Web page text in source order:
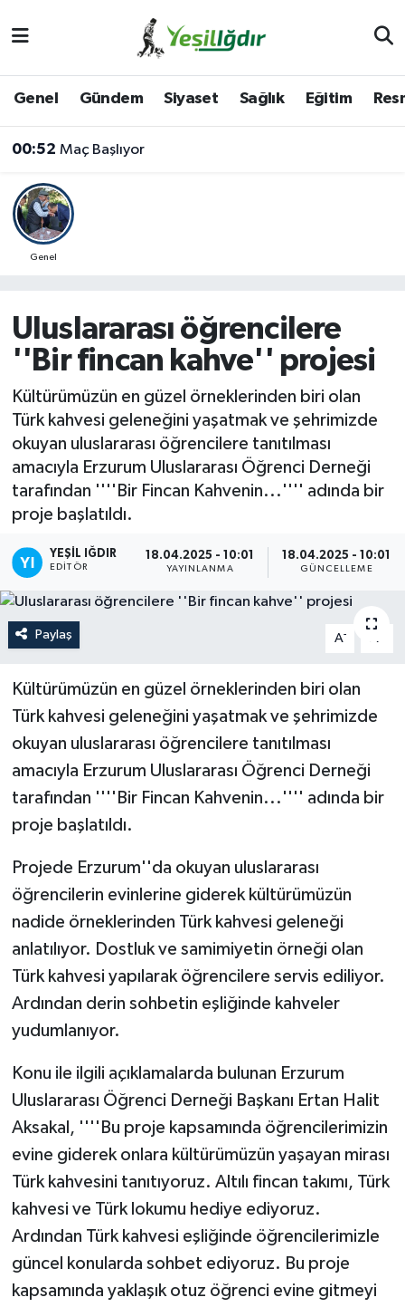
Genel Gündem Siyaset Sağlık Eğitim
00:52 Maç Başlıyor
Genel
Uluslararası öğrencilere
''Bir fincan kahve'' projesi
Kültürümüzün en güzel örneklerinden biri olan
Türk kahvesi geleneğini yaşatmak ve şehrimizde
okuyan uluslararası öğrencilere tanıtılması
amacıyla Erzurum Uluslararası Öğrenci Derneği
tarafından ''''Bir Fincan Kahvenin...'''' adında bir
proje başlatıldı.
YEŞIL IĞDIR
EDITÖR
18.04.2025 - 10:01
YAYINLANMA
18.04.2025 - 10:01
GÜNCELLEME
Paylaş A- A
Kültürümüzün en güzel örneklerinden biri olan
Türk kahvesi geleneğini yaşatmak ve şehrimizde
okuyan uluslararası öğrencilere tanıtılması
amacıyla Erzurum Uluslararası Öğrenci Derneği
tarafından ''''Bir Fincan Kahvenin...'''' adında bir
proje başlatıldı.
Projede Erzurum''da okuyan uluslararası
öğrencilerin evinlerine giderek kültürümüzün
nadide örneklerinden Türk kahvesi geleneği
anlatılıyor. Dostluk ve samimiyetin örneği olan
Türk kahvesi yapılarak öğrencilere servis ediliyor.
Ardından derin sohbetin eşliğinde kahveler
yudumlanıyor.
Konu ile ilgili açıklamalarda bulunan Erzurum
Uluslararası Öğrenci Derneği Başkanı Ertan Halit
Aksakal, ''''Bu proje kapsamında öğrencilerimizin
evine giderek onlara kültürümüzün yaşayan mirası
Türk kahvesini tanıtıyoruz. Altılı fincan takımı, Türk
kahvesi ve Türk lokumu hediye ediyoruz.
Ardından Türk kahvesi eşliğinde öğrencilerimizle
güncel konularda sohbet ediyoruz. Bu proje
kapsamında yaklaşık otuz öğrenci evine gitmeyi
İğdir Namaz Vakitleri
Iğdır Trafik Yoğunluk Haritası
Süper Lig Puan Durumu ve Fikstür
Son Dakika Haberleri
Haber Arşivi